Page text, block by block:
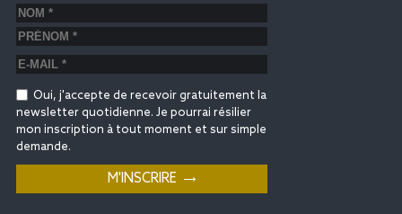
Oui, j'accepte de recevoir gratuitement la
newsletter quotidienne. Je pourrai résilier
mon inscription à tout moment et sur simple
demande.